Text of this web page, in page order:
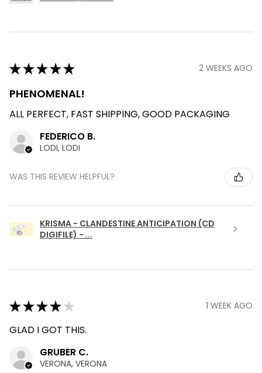
★★★★★ 2 WEEKS AGO
PHENOMENAL!
ALL PERFECT, FAST SHIPPING, GOOD PACKAGING
FEDERICO B.
LODI, LODI
WAS THIS REVIEW HELPFUL?
KRISMA - CLANDESTINE ANTICIPATION (CD
DIGIFILE) - ...
★★★★ ★ 1 WEEK AGO
GLAD I GOT THIS.
GRUBER C.
VERONA, VERONA